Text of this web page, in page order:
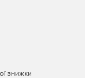
знижки